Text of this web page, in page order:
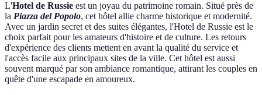
L'Hotel de Russie est un joyau du patrimoine romain. Situé près de
la Piazza del Popolo, cet hôtel allie charme historique et modernité.
Avec un jardin secret et des suites élégantes, l'Hotel de Russie est le
choix parfait pour les amateurs d'histoire et de culture. Les retours
d'expérience des clients mettent en avant la qualité du service et
l'accès facile aux principaux sites de la ville. Cet hôtel est aussi
souvent marqué par son ambiance romantique, attirant les couples en
quête d'une escapade en amoureux.